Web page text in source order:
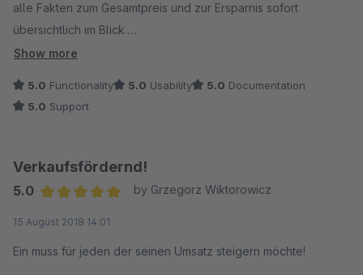
alle Fakten zum Gesamtpreis und zur Ersparnis sofort
übersichtlich im Blick.
Ich hatte anfangs ein Kompatibilitätsproblem mit einem
und das an einem Freitag Abend.
Show more
5.0 Functionality 5.0 Usability 5.0 Documentation
5.0 Support
Verkaufsfördernd!
5.0
by Grzegorz Wiktorowicz
15 August 2018 14:01
Ein muss für jeden der seinen Umsatz steigern möchte!